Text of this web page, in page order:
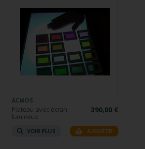
ACMOS
Plateau avec écran
lumineux
390,00 €
VOIR PLUS AJOUTER